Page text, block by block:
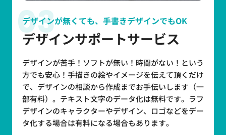
03
デザインが無くても、手書きデザインでもOK
デザインサポートサービス
デザインが苦手！ソフトが無い！時間がない！という
方でも安心！手描きの絵やイメージを伝えて頂くだけ
で、デザインの相談から作成までお手伝いします（一
部有料）。テキスト文字のデータ化は無料です。ラフ
デザインのキャラクターやデザイン、ロゴなどをデー
タ化する場合は有料になる場合もあります。